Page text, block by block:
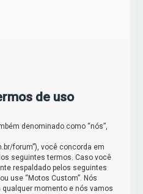
de uso
denominado como “nós”,
forum”), você concorda em
seguintes termos. Caso você
respaldado pelos seguintes
use “Motos Custom”. Nós
momento e nós vamos